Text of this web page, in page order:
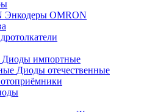
Энкодеры OMRON
Диоды импортные
Диоды отечественные